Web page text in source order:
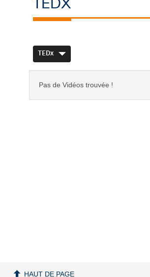
TEDX
TEDx
Pas de Vidéos trouvée !
HAUT DE PAGE